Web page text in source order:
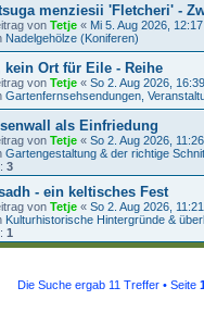
menziesii 'Fletcheri' -
von Tetje « Mi 5. Aug 2026, 12:17
Nadelgehölze (Koniferen)
kein Ort für Eile - Reihe
von Tetje « So 2. Aug 2026, 16:39
Gartenfernsehsendungen,
als Einfriedung
von Tetje « So 2. Aug 2026, 11:26
Gartengestaltung & der richtige
3
- ein keltisches Fest
von Tetje « So 2. Aug 2026, 11:21
Kulturhistorische Hintergründe &
1
Die Suche ergab 11 Treffer • Seite